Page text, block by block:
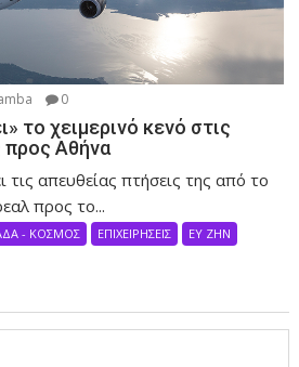
0
το χειμερινό κενό στις
προς Αθήνα
τις απευθείας πτήσεις της από το
προς το...
- ΚΟΣΜΟΣ ΕΠΙΧΕΙΡΗΣΕΙΣ ΕΥ ΖΗΝ